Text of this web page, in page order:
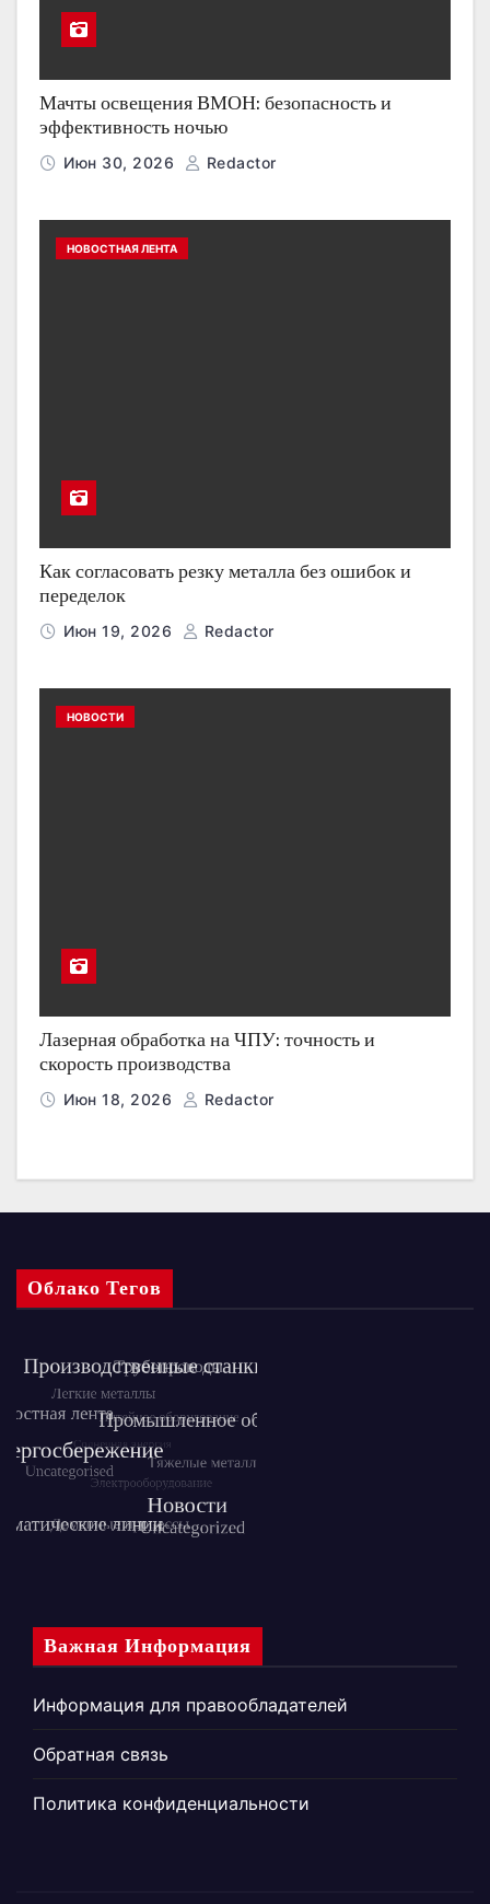
Мачты освещения ВМОН: безопасность и
эффективность ночью
Июн 30, 2026 Redactor
НОВОСТНАЯ ЛЕНТА
Как согласовать резку металла без ошибок и
переделок
Июн 19, 2026 Redactor
НОВОСТИ
Лазерная обработка на ЧПУ: точность и
скорость производства
Июн 18, 2026 Redactor
Облако Тегов
Важная Информация
Информация для правообладателей
Обратная связь
Политика конфиденциальности